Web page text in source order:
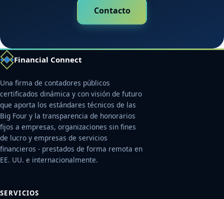
Contacto
Financial Connect
Una firma de contadores públicos
certificados dinámica y con visión de futuro
que aporta los estándares técnicos de las
Big Four y la transparencia de honorarios
fijos a empresas, organizaciones sin fines
de lucro y empresas de servicios
financieros - prestados de forma remota en
EE. UU. e internacionalmente.
SERVICIOS